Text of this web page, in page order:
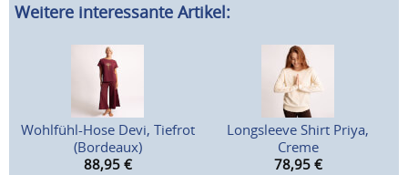
Weitere interessante Artikel:
Wohlfühl-Hose Devi, Tiefrot
(Bordeaux)
88,95 €
Longsleeve Shirt Priya,
Creme
78,95 €